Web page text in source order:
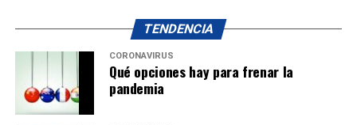
TENDENCIA
CORONAVIRUS
Qué opciones hay para frenar la
pandemia